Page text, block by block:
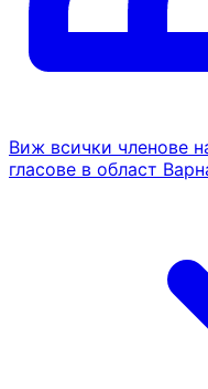
Виж всички членове
гласове в област